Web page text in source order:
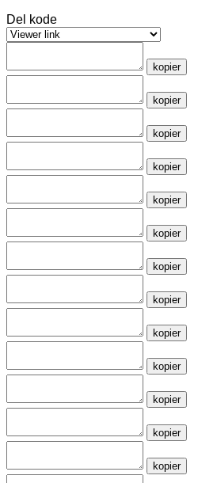
Del kode
kopier
kopier
kopier
kopier
kopier
kopier
kopier
kopier
kopier
kopier
kopier
kopier
kopier